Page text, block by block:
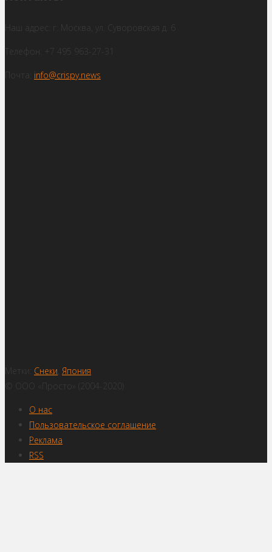
Наш адрес: г. Москва, ул. Суворовская д. 6
Телефон: +7 495 963-27-31
Почта: info@crispy.news
Метки: Снеки Япония
© ООО «Просто» (2004-2020)
О нас
Пользовательское соглашение
Реклама
RSS